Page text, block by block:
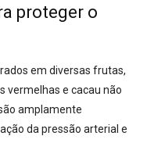
proteger o
em diversas frutas,
vermelhas e cacau não
amplamente
da pressão arterial e